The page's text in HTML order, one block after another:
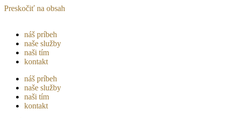
Preskočiť na obsah
náš príbeh
naše služby
naši tím
kontakt
náš príbeh
naše služby
naši tím
kontakt